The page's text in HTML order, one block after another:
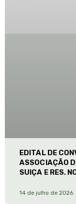
EDITAL DE
ASSOCIAÇÃO
SUIÇA E RES.
14 de julho de 2026